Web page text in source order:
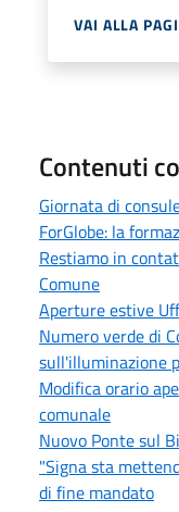
VAI ALLA
Contenuti
Giornata di
ForGlobe: la
Restiamo in
Comune
Aperture estive
Numero verde di
sull'illuminazione
Modifica orario
comunale
Nuovo Ponte sul
"Signa sta
di fine mandato